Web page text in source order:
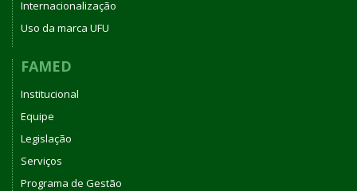
Internacionalização
Uso da marca UFU
FAMED
Institucional
Equipe
Legislação
Serviços
Programa de Gestão